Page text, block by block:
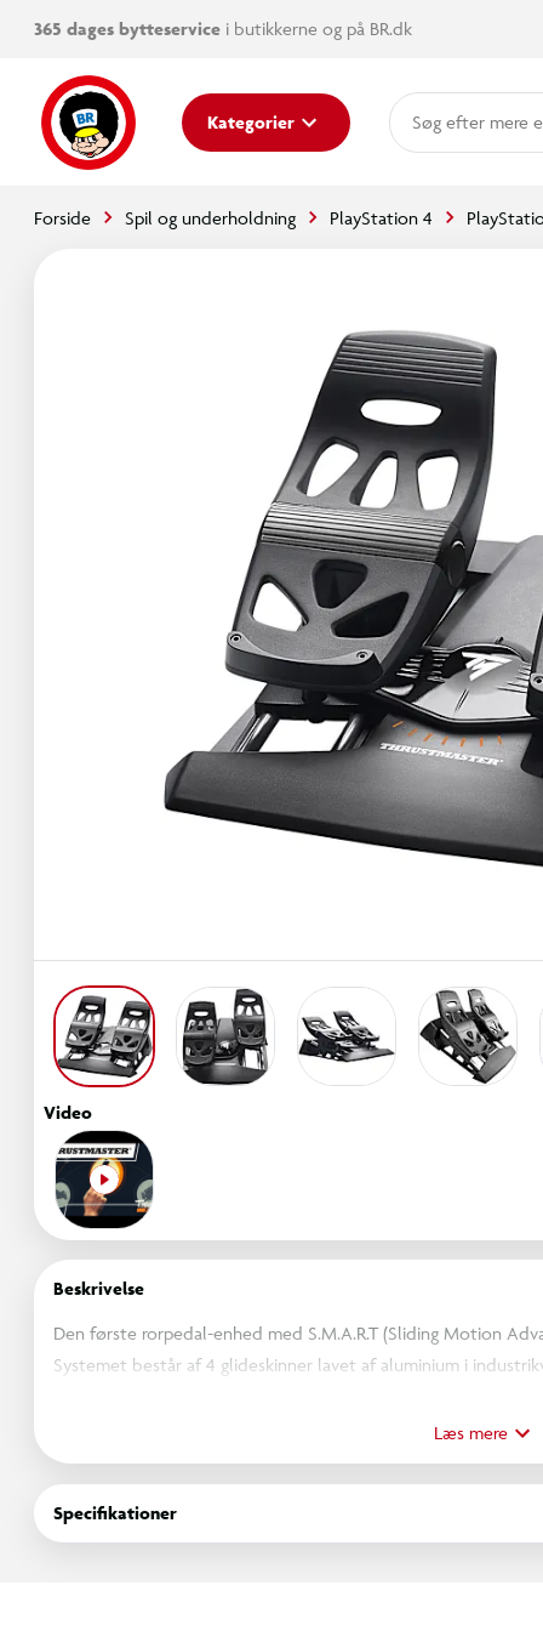
365 dages bytteservice i butikkerne og på BR.dk
Kategorier mere
Forside Spil og underholdning PlayStation 4
Video
Beskrivelse
Den første rorpedal-enhed med S.M.A.R.T (Sliding Motion
Systemet består af 4 glideskinner lavet af aluminium i
USB- og/eller proprietær RJ12-forbindelse: Kompatibel på PC
Også kompatibel på PS4™ med T.Flight Hotas 4 joystick.
justere deadzones. T.A.R.G.E.T avanceret
Læs mere
Specifikationer